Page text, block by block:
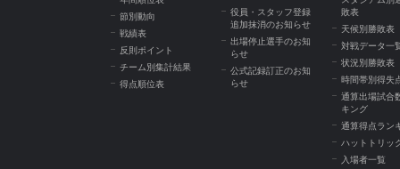
節別動向
戦績表
反則ポイント
チーム別集計結果
得点順位表
役員・スタッフ登録
追加抹消のお知らせ
出場停止選手のお知
らせ
公式記録訂正のお知
らせ
敗表
天候別勝敗表
対戦データ一
状況別勝敗表
時間帯別得失
通算出場試合
キング
通算得点ラン
ハットトリッ
入場者一覧